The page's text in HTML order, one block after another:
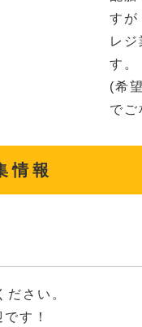
すが
レ
す。
(希
でご
情報
さい。
す！